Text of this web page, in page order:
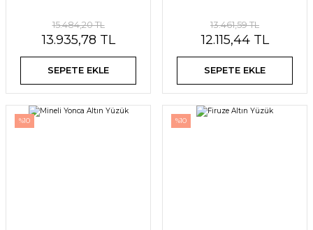
15.484,20 TL
13.935,78 TL
SEPETE EKLE
13.461,59 TL
12.115,44 TL
SEPETE EKLE
%10 %10